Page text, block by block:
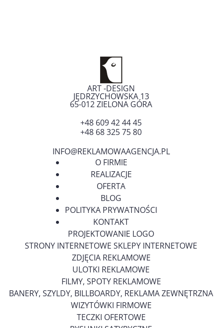
ART -DESIGN
JĘDRZYCHOWSKA 13
65-012ZIELONA GÓRA
+48 609 42 44 45
+48 68 325 75 80
INFO@REKLAMOWAAGENCJA.PL
O FIRMIE
REALIZACJE
OFERTA
BLOG
POLITYKA PRYWATNOŚCI
KONTAKT
PROJEKTOWANIE LOGO
STRONY INTERNETOWE SKLEPY INTERNETOWE
ZDJĘCIA REKLAMOWE
ULOTKI REKLAMOWE
FILMY, SPOTY REKLAMOWE
BANERY, SZYLDY, BILLBOARDY, REKLAMA ZEWNĘTRZNA
WIZYTÓWKI FIRMOWE
TECZKI OFERTOWE